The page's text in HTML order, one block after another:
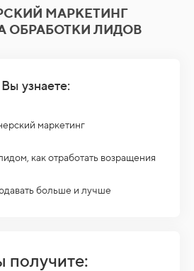
МАРКЕТИНГ
ОБРАБОТКИ ЛИДОВ
Вы узнаете:
маркетинг
как отработать возращения
больше и лучше
получите: